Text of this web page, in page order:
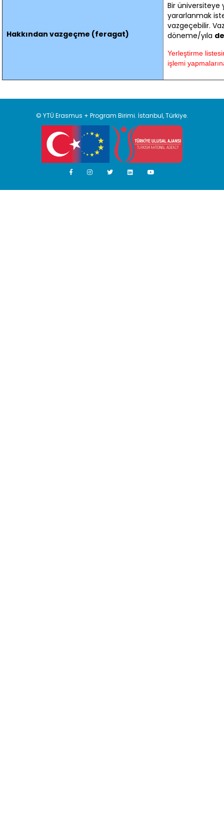
Hakkından vazgeçme (feragat)
Bir
yararlanmak
vazgeçebilir.
döneme/yıla
Yerleştirme
işlemi
© YTÜ Erasmus + Program Birimi. İstanbul, Türkiye.